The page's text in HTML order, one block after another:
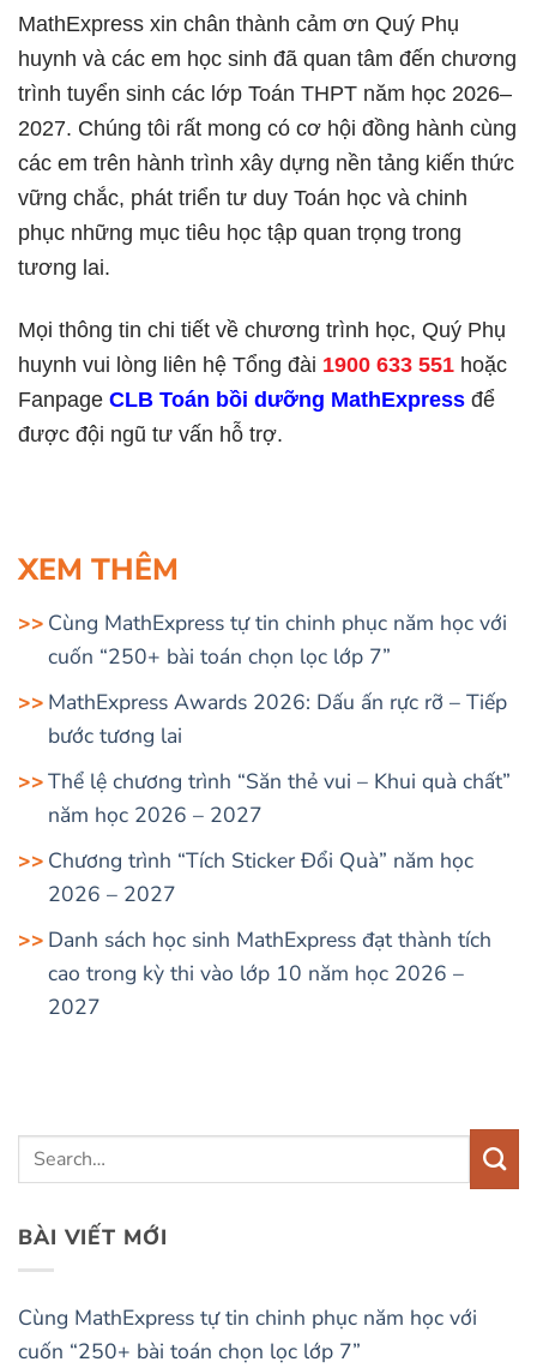
MathExpress xin chân thành cảm ơn Quý Phụ
huynh và các em học sinh đã quan tâm đến chương
trình tuyển sinh các lớp Toán THPT năm học 2026–
2027. Chúng tôi rất mong có cơ hội đồng hành cùng
các em trên hành trình xây dựng nền tảng kiến thức
vững chắc, phát triển tư duy Toán học và chinh
phục những mục tiêu học tập quan trọng trong
tương lai.
Mọi thông tin chi tiết về chương trình học, Quý Phụ
huynh vui lòng liên hệ Tổng đài 1900 633 551 hoặc
Fanpage CLB Toán bồi dưỡng MathExpress để
được đội ngũ tư vấn hỗ trợ.
XEM THÊM
Cùng MathExpress tự tin chinh phục năm học với
cuốn “250+ bài toán chọn lọc lớp 7”
MathExpress Awards 2026: Dấu ấn rực rỡ – Tiếp
bước tương lai
Thể lệ chương trình “Săn thẻ vui – Khui quà chất”
năm học 2026 – 2027
Chương trình “Tích Sticker Đổi Quà” năm học
2026 – 2027
Danh sách học sinh MathExpress đạt thành tích
cao trong kỳ thi vào lớp 10 năm học 2026 –
2027
BÀI VIẾT MỚI
Cùng MathExpress tự tin chinh phục năm học với
cuốn “250+ bài toán chọn lọc lớp 7”